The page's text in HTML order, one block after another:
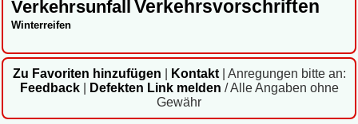
Verkehrsunfall Verkehrsvorschriften
Winterreifen
Zu Favoriten hinzufügen Kontakt| Anregungen bitte an:
Feedback| Defekten Link melden / Alle Angaben ohne
Gewähr